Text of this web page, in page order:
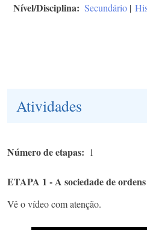
Nível/Disciplina Secundário |
Atividades
Número de etapas 1
ETAPA 1 - A sociedade de ordens
Vê o vídeo com atenção.